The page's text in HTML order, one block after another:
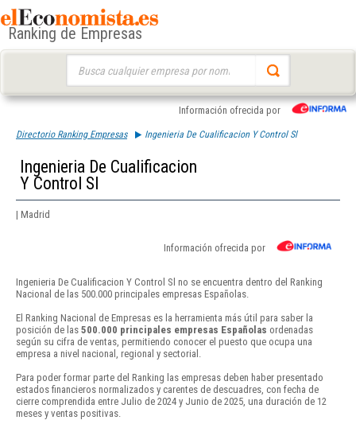
Ranking de Empresas
Información ofrecida por
Directorio Ranking Empresas Ingenieria De Cualificacion Y Control Sl
Ingenieria De Cualificacion
Y Control Sl
| Madrid
Información ofrecida por
Ingenieria De Cualificacion Y Control Sl no se encuentra dentro del Ranking
Nacional de las 500.000 principales empresas Españolas.
El Ranking Nacional de Empresas es la herramienta más útil para saber la
posición de las 500.000 principales empresas Españolas ordenadas
según su cifra de ventas, permitiendo conocer el puesto que ocupa una
empresa a nivel nacional, regional y sectorial.
Para poder formar parte del Ranking las empresas deben haber presentado
estados financieros normalizados y carentes de descuadres, con fecha de
cierre comprendida entre Julio de 2024 y Junio de 2025, una duración de 12
meses y ventas positivas.